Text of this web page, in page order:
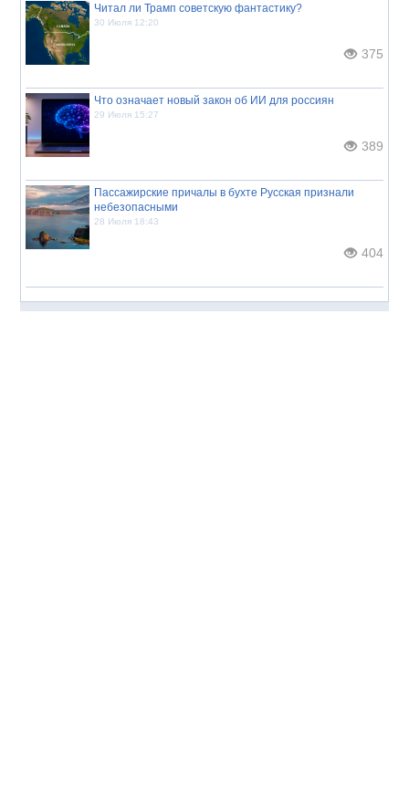
Читал ли Трамп советскую фантастику?
30 Июля 12:20
375
Что означает новый закон об ИИ для россиян
29 Июля 15:27
389
Пассажирские причалы в бухте Русская признали
небезопасными
28 Июля 18:43
404